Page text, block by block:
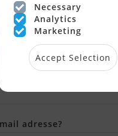
Sejlerlinks
adresse?
Necessary
Analytics
Marketing
Accept Selection